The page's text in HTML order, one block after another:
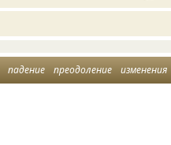
падение преодоление изменения